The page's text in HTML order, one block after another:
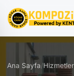
Ana Sayfa/